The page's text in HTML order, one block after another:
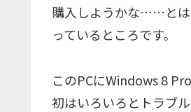
購入しようかな……とは
っているところです。
このPCにWindows 8
初はいろいろとトラブ